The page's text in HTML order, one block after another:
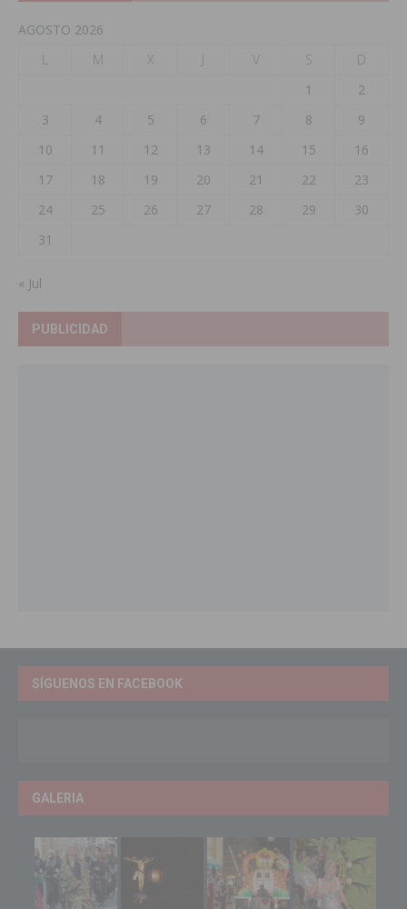
AGOSTO 2026
L
M X J V S
D
1
2
3
4 5 6 7 8
9
10
11 12 13 14 15
16
17
18 19 20 21 22
23
24
25 26 27 28 29
30
31
« Jul
PUBLICIDAD
SÍGUENOS EN FACEBOOK
GALERIA